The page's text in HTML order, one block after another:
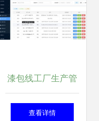
漆包线工厂生产管
理MES系统核心功
查看详情